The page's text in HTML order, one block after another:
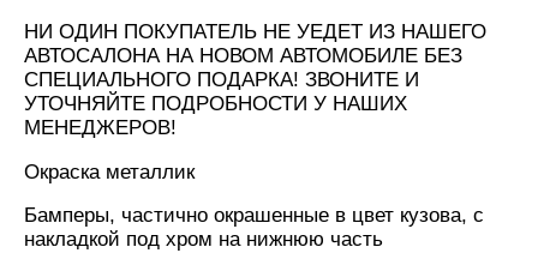
НИ ОДИН ПОКУПАТЕЛЬ НЕ УЕДЕТ ИЗ НАШЕГО
АВТОСАЛОНА НА НОВОМ АВТОМОБИЛЕ БЕЗ
СПЕЦИАЛЬНОГО ПОДАРКА! ЗВОНИТЕ И
УТОЧНЯЙТЕ ПОДРОБНОСТИ У НАШИХ
МЕНЕДЖЕРОВ!
Окраска металлик
Бамперы, частично окрашенные в цвет кузова, с
накладкой под хром на нижнюю часть